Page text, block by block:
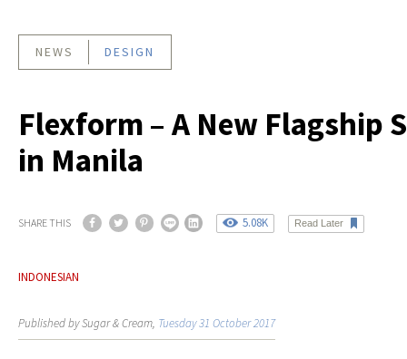
NEWS DESIGN
Flexform – A New Flagship
in Manila
SHARE THIS 5.08K Read Later
INDONESIAN
Published by Sugar & Cream, Tuesday 31 October 2017